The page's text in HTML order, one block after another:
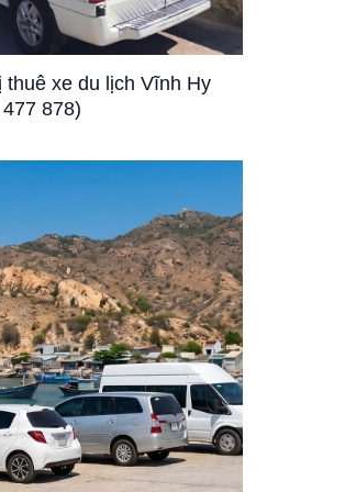
thuê xe du lịch Vĩnh Hy
878)